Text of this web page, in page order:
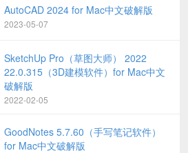
AutoCAD 2024 for Mac中文破解版
2023-05-07
SketchUp Pro（草图大师） 2022
22.0.315（3D建模软件）for Mac中文
破解版
2022-02-05
GoodNotes 5.7.60（手写笔记软件）
for Mac中文破解版